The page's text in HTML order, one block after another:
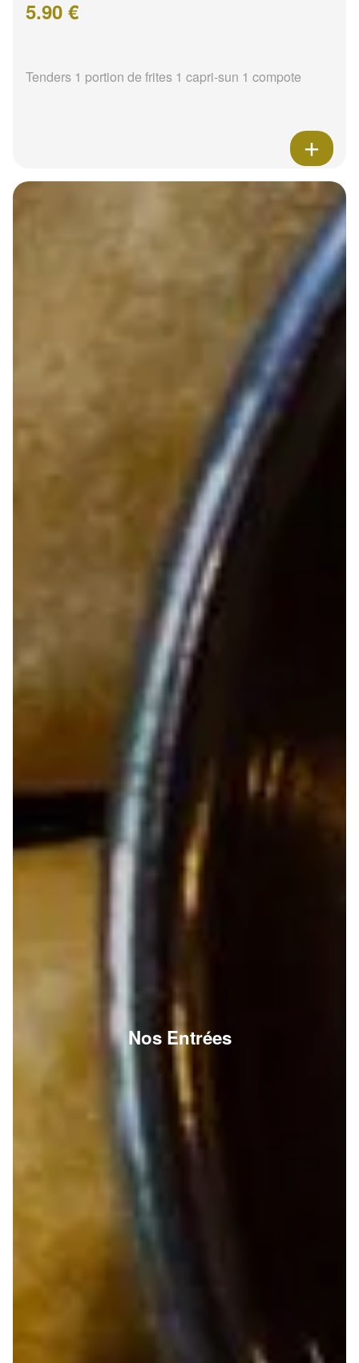
5.90 €
Tenders 1 portion de frites 1 capri-sun 1 compote
Nos Entrées